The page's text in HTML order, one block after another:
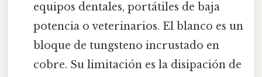
equipos dentales, portátiles de baja
potencia o veterinarios. El blanco es un
bloque de tungsteno incrustado en
cobre. Su limitación es la disipación de